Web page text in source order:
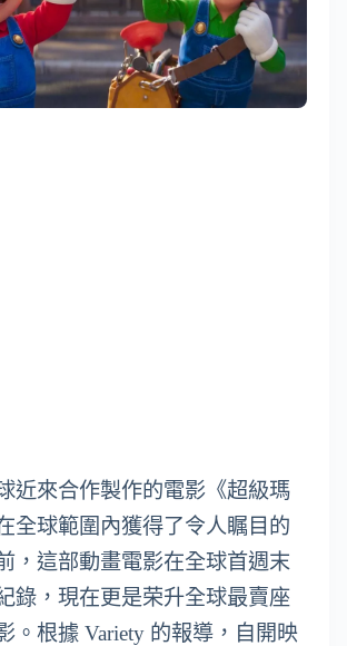
近來合作製作的電影《超級瑪
全球範圍內獲得了令人瞩目的
，這部動畫電影在全球首週末
錄，現在更是荣升全球最賣座
。根據 Variety 的報導，自開映